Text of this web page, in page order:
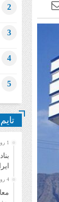
2
3
4
5
1 روز قبل
4 روز قبل